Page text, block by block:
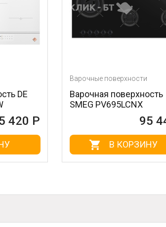
Варочные поверхности
Варочная поверхность
SMEG PV695LCNX
95 440 Р
В КОРЗИНУ